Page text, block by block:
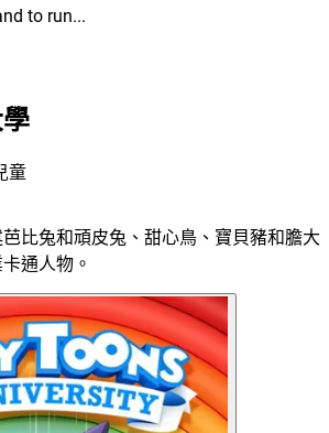
to run...
童
比兔和頑皮兔、甜心鳥、寶貝豬和膽大
通人物。